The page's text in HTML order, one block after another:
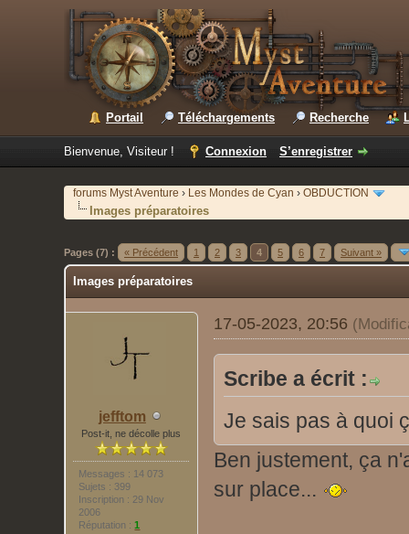
Portail Téléchargements Recherche
Bienvenue, Visiteur ! Connexion S’enregistrer
forums Myst Aventure › Les Mondes de Cyan › OBDUCTION
Images préparatoires
Pages (7) : « Précédent 1 2 3 4 5 6 7 Suivant »
Images préparatoires
jefftom
Post-it, ne décolle plus
Messages : 14 073
Sujets : 399
Inscription : 29 Nov
2006
Réputation :1
17-05-2023, 20:56
Scribe a écrit :
Je sais pas à quoi
Ben justement, ça
sur place...